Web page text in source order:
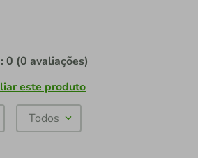
0 (0 avaliações)
este produto
Todos